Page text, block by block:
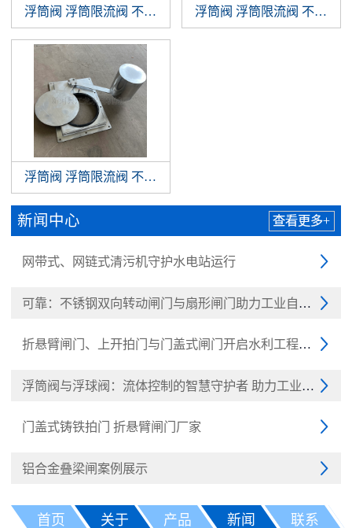
浮筒阀 浮筒限流阀 不锈钢浮筒阀 浮球阀
新闻中心 查看更多+

网带式、网链式清污机守护水电站运行

可靠：不锈钢双向转动闸门与扇形闸门助力工业自动化

折悬臂闸门、上开拍门与门盖式闸门开启水利工程新纪元

浮筒阀与浮球阀：流体控制的智慧守护者 助力工业与民生

门盖式铸铁拍门 折悬臂闸门厂家

铝合金叠梁闸案例展示
首页 关于 产品 新闻 联系